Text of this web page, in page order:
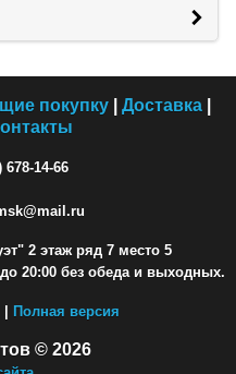
покупку| Доставка|
678-14-66
2 этаж ряд 7 место 5
20:00 без обеда и выходных.
Полная версия
© 2026